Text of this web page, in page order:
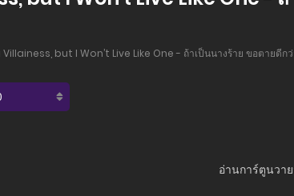
Villainess, but I Won’t Live Like One - ถ้าเป็นนางร้าย ขอตายดีก
อ่านการ์ตูนวา